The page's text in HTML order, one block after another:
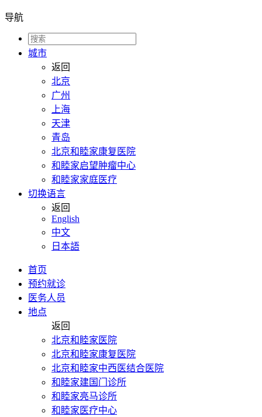
导航
城市
返回
北京
广州
上海
天津
青岛
北京和睦家康复医院
和睦家启望肿瘤中心
和睦家家庭医疗
切换语言
返回
English
中文
日本語
首页
预约就诊
医务人员
地点
返回
北京和睦家医院
北京和睦家康复医院
北京和睦家中西医结合医院
和睦家建国门诊所
和睦家亮马诊所
和睦家医疗中心